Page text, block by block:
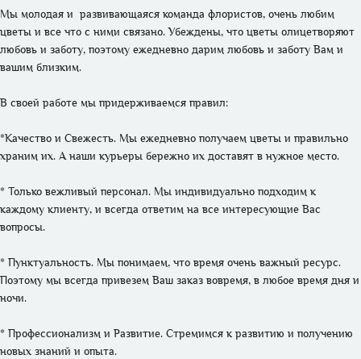
Мы молодая и  развивающаяся команда флористов, очень любим
цветы и все что с ними связано. Убеждены, что цветы олицетворяют
любовь и заботу, поэтому ежедневно дарим любовь и заботу Вам и
вашим близким.
В своей работе мы придерживаемся правил:
*Качество и Свежесть. Мы ежедневно получаем цветы и правильно
храним их. А наши курьеры бережно их доставят в нужное место.
* Только вежливый персонал. Мы индивидуально подходим к
каждому клиенту, и всегда ответим на все интересующие Вас
вопросы.
* Пунктуальность. Мы понимаем, что время очень важный ресурс.
Поэтому мы всегда привезем Ваш заказ вовремя, в любое время дня и
ночи.
* Профессионализм и Развитие. Стремимся к развитию и получению
новых знаний и опыта.